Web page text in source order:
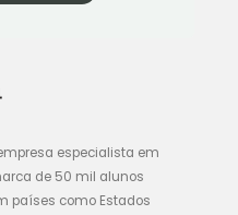
especialista em
de 50 mil alunos
países como Estados